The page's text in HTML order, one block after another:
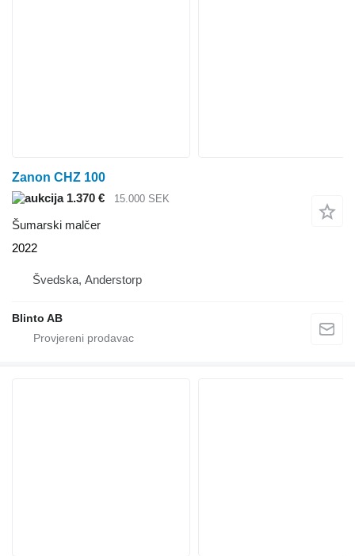
Zanon CHZ 100
1.370 €
15.000 SEK
Šumarski malčer
2022
Švedska, Anderstorp
Blinto AB